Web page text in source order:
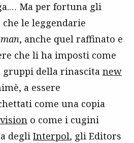
Ma per fortuna gli
le leggendarie
, anche quel raffinato e
che li ha imposti come
della rinascita new
a essere
come una copia
o come i cugini
degli Interpol, gli Editors